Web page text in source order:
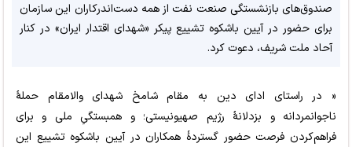
صندوق‌های بازنشستگی صنعت نفت از همه دست‌اندرکاران این سازمان
برای حضور در آیین باشکوه تشییع پیکر «شهدای اقتدار ایران» در کنار
آحاد ملت شریف، دعوت کرد.
« در راستای ادای دین به مقام شامخ شهدای والامقام حملهٔ
ناجوانمردانه و بزدلانهٔ رژیم صهیونیستی؛ و همبستگیِ ملی و برای
فراهم‌کردن فرصت حضور گستردهٔ همکاران در آیین باشکوه تشییع این